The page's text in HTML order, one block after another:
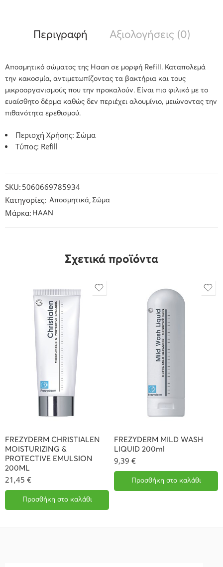
Περιγραφή Αξιολογήσεις (0)
Αποσμητικό σώματος της Haan σε μορφή Refill. Καταπολεμά
την κακοσμία, αντιμετωπίζοντας τα βακτήρια και τους
μικροοργανισμούς που την προκαλούν. Είναι πιο φιλικό με το
ευαίσθητο δέρμα καθώς δεν περιέχει αλουμίνιο, μειώνοντας την
πιθανότητα ερεθισμού.
Περιοχή Χρήσης: Σώμα
Τύπος: Refill
SKU: 5060669785934
Κατηγορίες: Αποσμητικά, Σώμα
Μάρκα: HAAN
Σχετικά προϊόντα
FREZYDERM CHRISTIALEN
MOISTURIZING &
PROTECTIVE EMULSION
200ML
21,45 €
Προσθήκη στο καλάθι
FREZYDERM MILD WASH
LIQUID 200ml
9,39 €
Προσθήκη στο καλάθι